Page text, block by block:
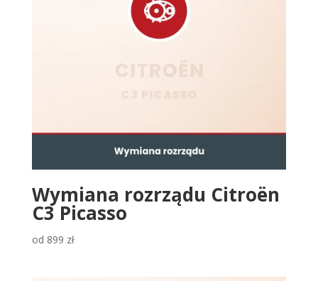
Wymiana rozrządu Citroën
C3 Picasso
od 899 zł